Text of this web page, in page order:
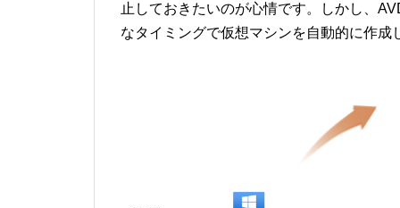
止しておきたいのが心情です。しかし、
なタイミングで仮想マシンを自動的に作